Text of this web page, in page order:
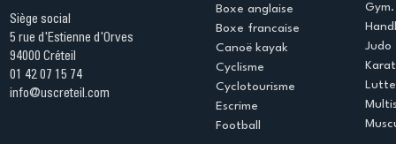
Siège social
5 rue d'Estienne d'Orves
94000 Créteil
01 42 07 15 74
info@uscreteil.com
Boxe anglaise
Boxe francaise
Canoë kayak
Cyclisme
Cyclotourisme
Escrime
Football
Judo
Lutte